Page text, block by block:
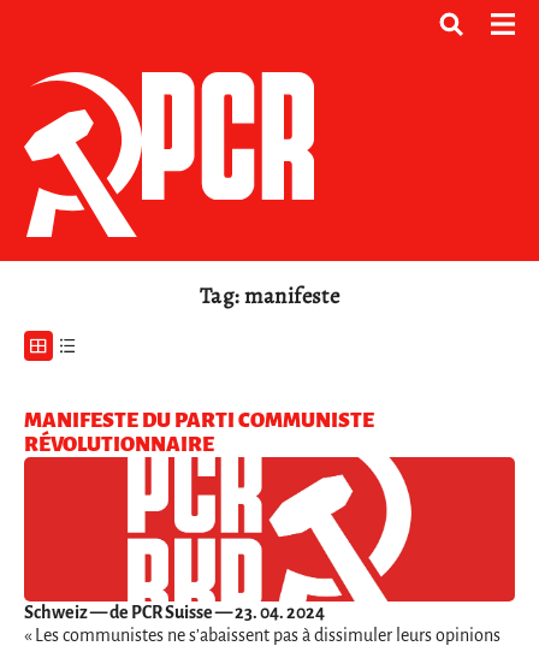
Tag: manifeste
MANIFESTE DU PARTI COMMUNISTE
RÉVOLUTIONNAIRE
Schweiz— de PCR Suisse — 23. 04. 2024
« Les communistes ne s’abaissent pas à dissimuler leurs opinions